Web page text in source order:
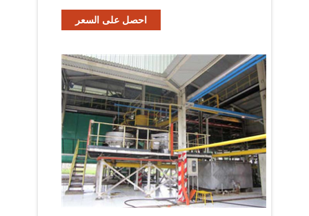
احصل على السعر